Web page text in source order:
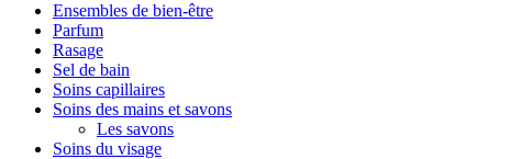
Ensembles de bien-être
Parfum
Rasage
Sel de bain
Soins capillaires
Soins des mains et savons
Les savons
Soins du visage